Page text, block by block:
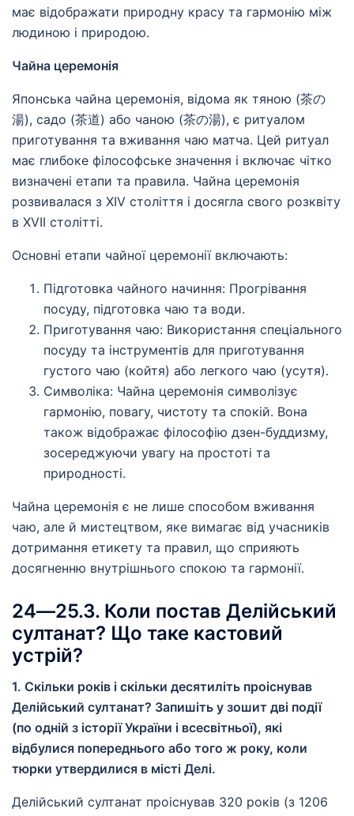
має відображати природну красу та гармонію між
людиною і природою.
Чайна церемонія
Японська чайна церемонія, відома як тяною (茶の
湯), садо (茶道) або чаною (茶の湯), є ритуалом
приготування та вживання чаю матча. Цей ритуал
має глибоке філософське значення і включає чітко
визначені етапи та правила. Чайна церемонія
розвивалася з XIV століття і досягла свого розквіту
в XVII столітті.
Основні етапи чайної церемонії включають:
Підготовка чайного начиння: Прогрівання
посуду, підготовка чаю та води.
Приготування чаю: Використання спеціального
посуду та інструментів для приготування
густого чаю (койтя) або легкого чаю (усутя).
Символіка: Чайна церемонія символізує
гармонію, повагу, чистоту та спокій. Вона
також відображає філософію дзен-буддизму,
зосереджуючи увагу на простоті та
природності.
Чайна церемонія є не лише способом вживання
чаю, але й мистецтвом, яке вимагає від учасників
дотримання етикету та правил, що сприяють
досягненню внутрішнього спокою та гармонії.
24―25.3. Коли постав Делійський
султанат? Що таке кастовий
устрій?
1. Скільки років і скільки десятиліть проіснував
Делійський султанат? Запишіть у зошит дві події
(по одній з історії України і всесвітньої), які
відбулися попереднього або того ж року, коли
тюрки утвердилися в місті Делі.
Делійський султанат проіснував 320 років (з 1206